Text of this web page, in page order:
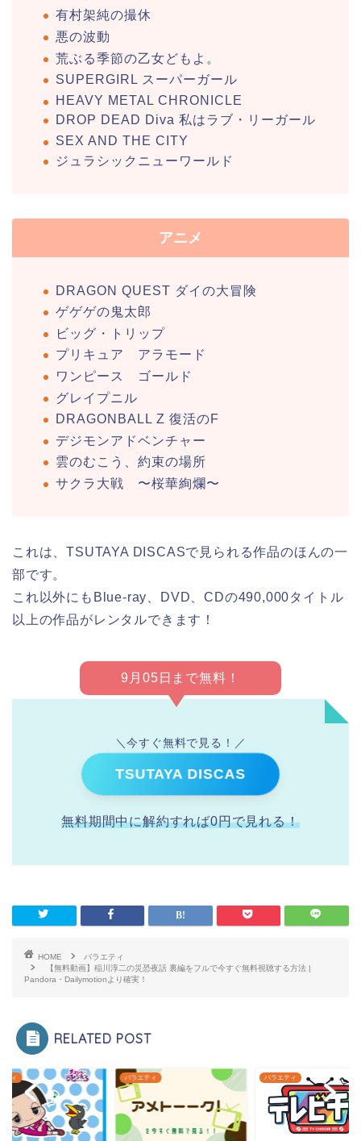
有村架純の撮休
悪の波動
荒ぶる季節の乙女どもよ。
SUPERGIRL スーパーガール
HEAVY METAL CHRONICLE
DROP DEAD Diva 私はラブ・リーガール
SEX AND THE CITY
ジュラシックニューワールド
アニメ
DRAGON QUEST ダイの大冒険
ゲゲゲの鬼太郎
ビッグ・トリップ
プリキュア アラモード
ワンピース ゴールド
グレイプニル
DRAGONBALL Z 復活のF
デジモンアドベンチャー
雲のむこう、約束の場所
サクラ大戦 〜桜華絢爛〜
これは、TSUTAYA DISCASで見られる作品のほんの一
部です。
これ以外にもBlue-ray、DVD、CDの490,000タイトル
以上の作品がレンタルできます！
9月05日まで無料！
＼今すぐ無料で見る！／
TSUTAYA DISCAS
無料期間中に解約すれば0円で見れる！
HOME
バラエティ
【無料動画】稲川淳二の災恐夜話 裏編をフルで今すぐ無料視聴する方法 |
Pandora・Dailymotionより確実！
RELATED POST
ティ バラエティ バラエティ